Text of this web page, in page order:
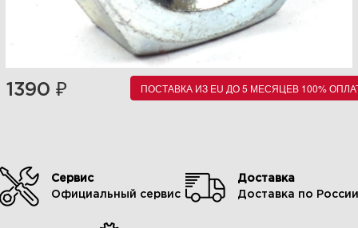
1390 ₽ ПОСТАВКА ИЗ EU ДО 5 МЕСЯЦЕВ 100%
Сервис
Официальный сервис
Доставка
Доставка по России